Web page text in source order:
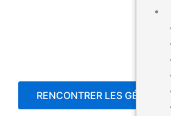
RENCONTRER LES GÉRANTS